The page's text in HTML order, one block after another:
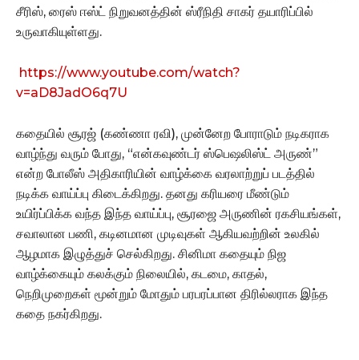
சீரிஸ், ரைஸ் ஈஸ்ட் நிறுவனத்தின் ஸ்ரீநிதி சாகர் தயாரிப்பில்
உருவாகியுள்ளது.
https://www.youtube.com/watch?
v=aD8JadO6q7U
கதையில் சூரஜ் (கண்ணா ரவி), முன்னேற போராடும் நடிகராக
வாழ்ந்து வரும் போது, “என்கவுண்டர் ஸ்பெஷலிஸ்ட் அருண்”
என்ற போலீஸ் அதிகாரியின் வாழ்க்கை வரலாற்றுப் படத்தில்
நடிக்க வாய்ப்பு கிடைக்கிறது. தனது கரியரை மீண்டும்
உயிர்ப்பிக்க வந்த இந்த வாய்ப்பு, சூரஜை அருணின் ரகசியங்கள்,
சவாலான பணி, கடினமான முடிவுகள் ஆகியவற்றின் உலகில்
ஆழமாக இழுத்துச் செல்கிறது. சினிமா கதையும் நிஜ
வாழ்க்கையும் கலக்கும் நிலையில், கடமை, காதல்,
நெறிமுறைகள் மூன்றும் மோதும் பரபரப்பான திரில்லராக இந்த
கதை நகர்கிறது.